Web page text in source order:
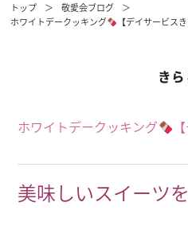
トップ
敬愛会ブログ
ホワイトデークッキング
【デイサービス
き
ホワイトデークッキング
美味しいスイーツ